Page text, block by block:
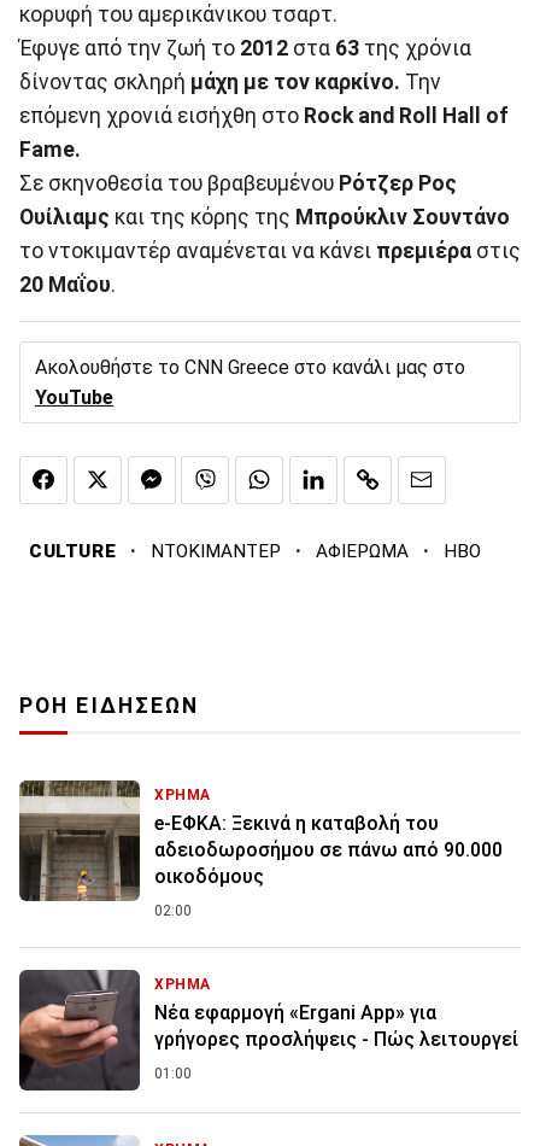
κορυφή του αμερικάνικου τσαρτ.
Έφυγε από την ζωή το 2012 στα 63 της χρόνια
δίνοντας σκληρή μάχη με τον καρκίνο. Την
επόμενη χρονιά εισήχθη στο Rock and Roll Hall of
Fame.
Σε σκηνοθεσία του βραβευμένου Ρότζερ Ρος
Ουίλιαμς και της κόρης της Μπρούκλιν Σουντάνο
το ντοκιμαντέρ αναμένεται να κάνει πρεμιέρα στις
20 Μαΐου.
Ακολουθήστε το CNN Greece στο κανάλι μας στο
YouTube
CULTURE · ΝΤΟΚΙΜΑΝΤΕΡ · ΑΦΙΕΡΩΜΑ · HBO
ΡΟΗ ΕΙΔΗΣΕΩΝ
ΧΡΗΜΑ
e-ΕΦΚΑ: Ξεκινά η καταβολή του
αδειοδωροσήμου σε πάνω από 90.000
οικοδόμους
02:00
ΧΡΗΜΑ
Νέα εφαρμογή «Ergani App» για
γρήγορες προσλήψεις - Πώς λειτουργεί
01:00